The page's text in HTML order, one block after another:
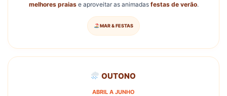
melhores praiase aproveitar as animadas festas de verão.
MAR & FESTAS
OUTONO
ABRIL A JUNHO